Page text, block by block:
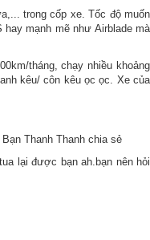
trong cốp xe. Tốc độ muốn
mạnh mẽ như Airblade mà
tháng, chạy nhiều khoảng
kêu/ côn kêu ọc ọc. Xe của
Thanh Thanh chia sẻ
lại được bạn ah.bạn nên hỏi